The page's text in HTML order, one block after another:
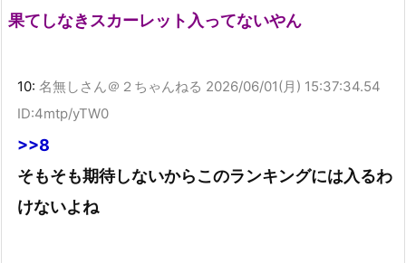
果てしなきスカーレット入ってないやん
10: 名無しさん＠２ちゃんねる 2026/06/01(月) 15:37:34.54
ID:4mtp/yTW0
>>8
そもそも期待しないからこのランキングには入るわ
けないよね